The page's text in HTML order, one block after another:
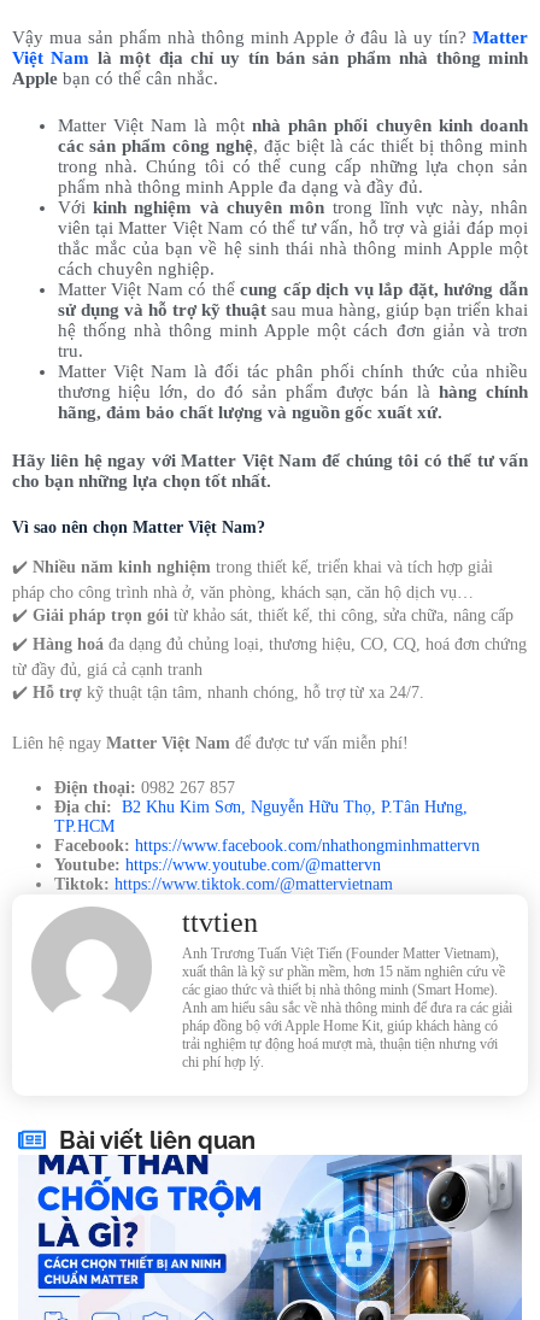
Vậy mua sản phẩm nhà thông minh Apple ở đâu là uy tín? Matter
Việt Nam là một địa chỉ uy tín bán sản phẩm nhà thông minh
Apple bạn có thể cân nhắc.
Matter Việt Nam là một nhà phân phối chuyên kinh doanh
các sản phẩm công nghệ, đặc biệt là các thiết bị thông minh
trong nhà. Chúng tôi có thể cung cấp những lựa chọn sản
phẩm nhà thông minh Apple đa dạng và đầy đủ.
Với kinh nghiệm và chuyên môn trong lĩnh vực này, nhân
viên tại Matter Việt Nam có thể tư vấn, hỗ trợ và giải đáp mọi
thắc mắc của bạn về hệ sinh thái nhà thông minh Apple một
cách chuyên nghiệp.
Matter Việt Nam có thểcung cấp dịch vụ lắp đặt, hướng dẫn
sử dụng và hỗ trợ kỹ thuậtsau mua hàng, giúp bạn triển khai
hệ thống nhà thông minh Apple một cách đơn giản và trơn
tru.
Matter Việt Nam là đối tác phân phối chính thức của nhiều
thương hiệu lớn, do đó sản phẩm được bán làhàng chính
hãng, đảm bảo chất lượng và nguồn gốc xuất xứ.
Hãy liên hệ ngay với Matter Việt Nam để chúng tôi có thể tư vấn
cho bạn những lựa chọn tốt nhất.
Vì sao nên chọn Matter Việt Nam?
✔️ Nhiều năm kinh nghiệm trong thiết kế, triển khai và tích hợp giải
pháp cho công trình nhà ở, văn phòng, khách sạn, căn hộ dịch vụ…
✔️ Giải pháp trọn gói từ khảo sát, thiết kế, thi công, sửa chữa, nâng cấp
✔️ Hàng hoá đa dạng đủ chủng loại, thương hiệu, CO, CQ, hoá đơn chứng
từ đầy đủ, giá cả cạnh tranh
✔️ Hỗ trợ kỹ thuật tận tâm, nhanh chóng, hỗ trợ từ xa 24/7.
Liên hệ ngay Matter Việt Nam để được tư vấn miễn phí!
Điện thoại: 0982 267 857
Địa chỉ: B2 Khu Kim Sơn, Nguyễn Hữu Thọ, P.Tân Hưng,
TP.HCM
Facebook: https://www.facebook.com/nhathongminhmattervn
Youtube: https://www.youtube.com/@mattervn
Tiktok: https://www.tiktok.com/@mattervietnam
ttvtien
Anh Trương Tuấn Việt Tiến (Founder Matter Vietnam),
xuất thân là kỹ sư phần mềm, hơn 15 năm nghiên cứu về
các giao thức và thiết bị nhà thông minh (Smart Home).
Anh am hiểu sâu sắc về nhà thông minh để đưa ra các giải
pháp đồng bộ với Apple Home Kit, giúp khách hàng có
trải nghiệm tự động hoá mượt mà, thuận tiện nhưng với
chi phí hợp lý.
Bài viết liên quan